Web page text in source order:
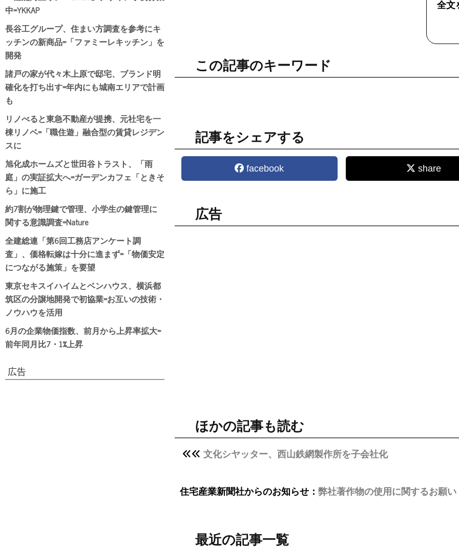
全文
この記事のキーワード
記事をシェアする
facebook share
広告
ほかの記事も読む
文化シヤッター、西山鉄網製作所を子会社化
住宅産業新聞社からのお知らせ： 弊社著作物の使用に関するお願い
最近の記事一覧
中=YKKAP
長谷工グループ、住まい方調査を参考にキ
ッチンの新商品=「ファミーレキッチン」を
開発
諸戸の家が代々木上原で邸宅、ブランド明
確化を打ち出す=年内にも城南エリアで計画
も
リノべると東急不動産が提携、元社宅を一
棟リノベ=「職住遊」融合型の賃貸レジデン
スに
旭化成ホームズと世田谷トラスト、「雨
庭」の実証拡大へ=ガーデンカフェ「ときそ
ら」に施工
約7割が物理鍵で管理、小学生の鍵管理に
関する意識調査=Nature
全建総連「第6回工務店アンケート調
査」、価格転嫁は十分に進まず=「物価安定
につながる施策」を要望
東京セキスイハイムとベンハウス、横浜都
筑区の分譲地開発で初協業=お互いの技術・
ノウハウを活用
6月の企業物価指数、前月から上昇率拡大=
前年同月比7・1%上昇
広告